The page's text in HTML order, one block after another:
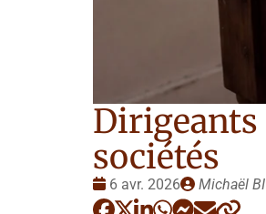
Dirigeants
sociétés
Date
:
6 avr. 2026
Publié
par
Michaël